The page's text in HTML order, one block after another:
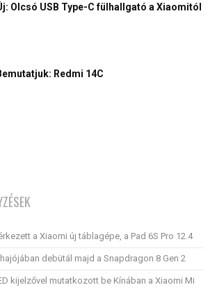
Olcsó USB Type-C fülhallgató a Xiaomitól
Redmi 14C
a Xiaomi új táblagépe, a Pad 6S Pro 12.4
debütál majd a Snapdragon 8 Gen 2
kijelzővel mutatkozott be Kínában a Xiaomi Mi